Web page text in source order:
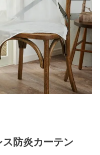
防炎カーテン